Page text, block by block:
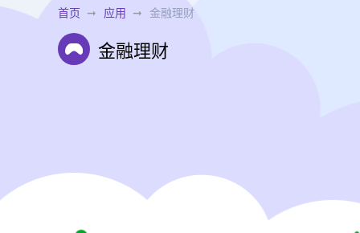
首页 应用 金融理财
金融理财